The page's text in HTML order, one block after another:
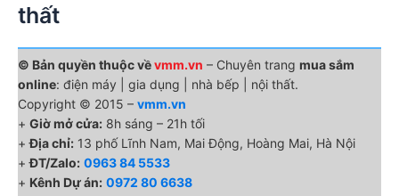
thất
© Bản quyền thuộc vềvmm.vn – Chuyên trang mua sắm
online: điện máy | gia dụng | nhà bếp | nội thất.
Copyright © 2015 – vmm.vn
+ Giờ mở cửa: 8h sáng – 21h tối
+Địa chỉ: 13 phố Lĩnh Nam, Mai Động, Hoàng Mai, Hà Nội
+ĐT/Zalo: 0963 84 5533
+ Kênh Dự án: 0972 80 6638